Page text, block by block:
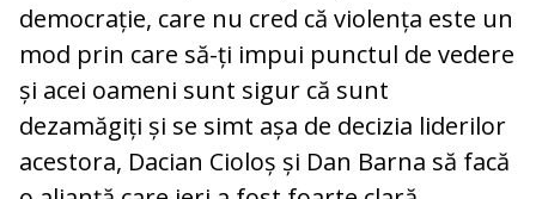
democrație, care nu cred că violența este un
mod prin care să-ți impui punctul de vedere
și acei oameni sunt sigur că sunt
dezamăgiți și se simt așa de decizia liderilor
acestora, Dacian Cioloș și Dan Barna să facă